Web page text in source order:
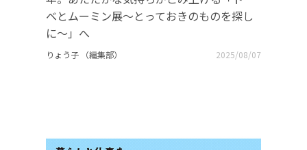
ベとムーミン展～とっておきのものを探し
に～」へ
りょう子 （編集部） 2025/08/07